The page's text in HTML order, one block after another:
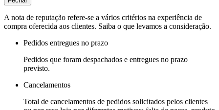
A nota de reputação refere-se a vários critérios na experiência de
compra oferecida aos clientes. Saiba o que levamos a consideração.
Pedidos entregues no prazo
Pedidos que foram despachados e entregues no prazo
previsto.
Cancelamentos
Total de cancelamentos de pedidos solicitados pelos clientes